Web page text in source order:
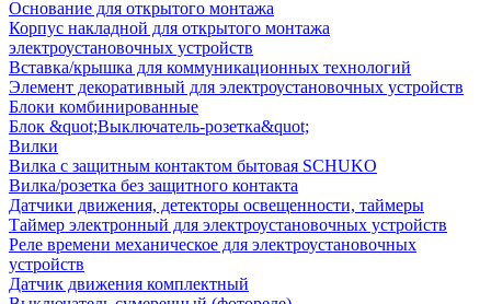
Основание для открытого монтажа
Корпус накладной для открытого монтажа
электроустановочных устройств
Вставка/крышка для коммуникационных технологий
Элемент декоративный для электроустановочных устройств
Блоки комбинированные
Блок &quot;Выключатель-розетка&quot;
Вилки
Вилка с защитным контактом бытовая SCHUKO
Вилка/розетка без защитного контакта
Датчики движения, детекторы освещенности, таймеры
Таймер электронный для электроустановочных устройств
Реле времени механическое для электроустановочных
устройств
Датчик движения комплектный